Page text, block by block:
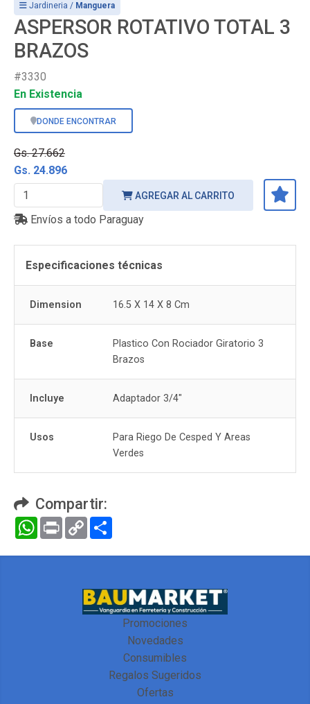
Jardineria / Manguera
ASPERSOR ROTATIVO TOTAL 3
BRAZOS
#3330
En Existencia
DONDE ENCONTRAR
Gs. 27.662
Gs. 24.896
AGREGAR AL CARRITO
Envíos a todo Paraguay
Especificaciones técnicas
Dimension 16.5 X 14 X 8 Cm
Base
Plastico Con Rociador Giratorio 3
Brazos
Incluye Adaptador 3/4"
Usos
Para Riego De Cesped Y Areas
Verdes
Compartir:
WhatsApp
Print Copy
Link
Promociones
Novedades
Consumibles
Regalos Sugeridos
Ofertas